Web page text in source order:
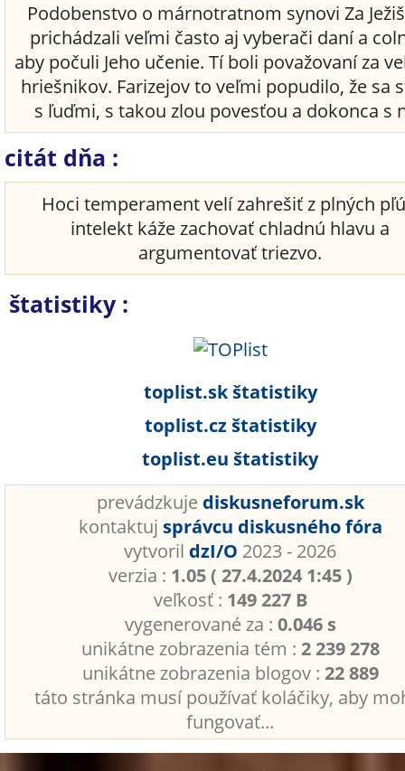
Podobenstvo o márnotratnom synovi Za
prichádzali veľmi často aj vyberači daní a
aby počuli Jeho učenie. Tí boli považovaní za
hriešnikov. Farizejov to veľmi popudilo, že sa
s ľuďmi, s takou zlou povesťou a dokonca s
citát dňa :
Hoci temperament velí zahrešiť z plných
intelekt káže zachovať chladnú hlavu a
argumentovať triezvo.
štatistiky :
toplist.sk štatistiky
toplist.cz štatistiky
toplist.eu štatistiky
prevádzkuje diskusneforum.sk
kontaktuj správcu diskusného fóra
vytvoril dzI/O 2023 - 2026
verzia : 1.05 ( 27.4.2024 1:45 )
veľkosť : 149 227 B
vygenerované za : 0.046 s
unikátne zobrazenia tém : 2 239 278
unikátne zobrazenia blogov : 22 889
táto stránka musí používať koláčiky, aby
fungovať...